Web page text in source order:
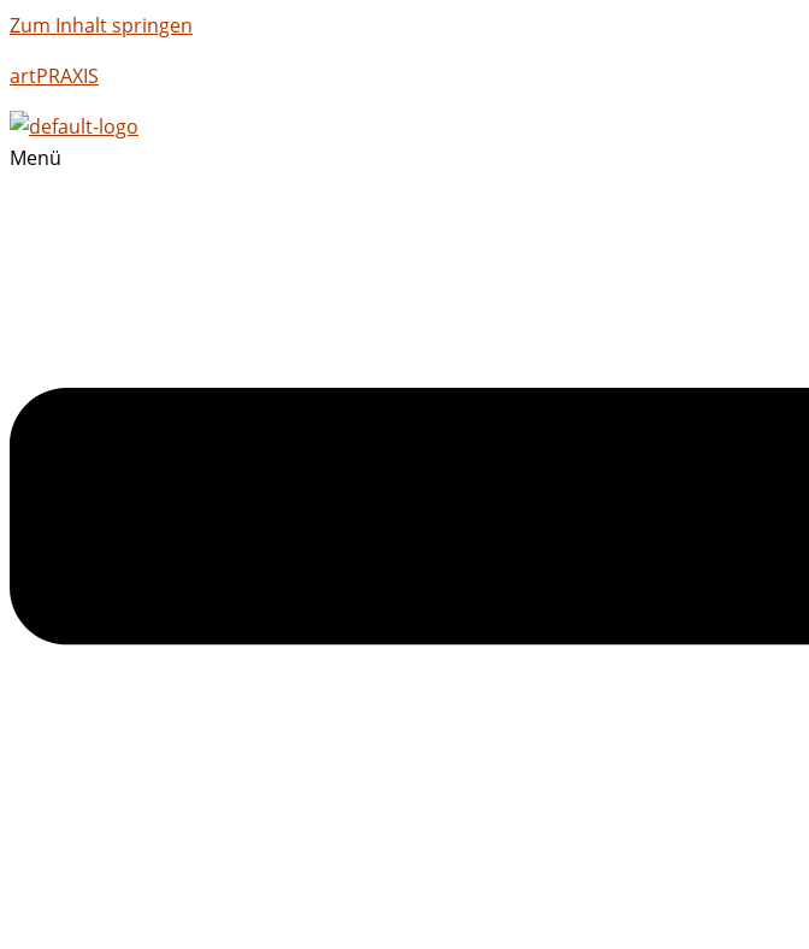
Zum Inhalt springen
artPRAXIS
Menü